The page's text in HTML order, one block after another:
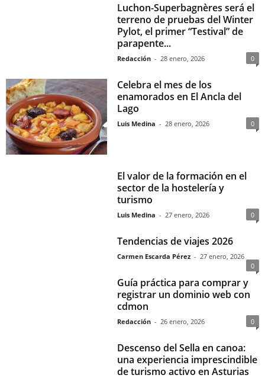
Luchon-Superbagnères será el
terreno de pruebas del Winter
Pylot, el primer “Testival” de
parapente...
Redacción - 28 enero, 2026 0
Celebra el mes de los
enamorados en El Ancla del
Lago
Luis Medina - 28 enero, 2026 0
El valor de la formación en el
sector de la hostelería y
turismo
Luis Medina - 27 enero, 2026 0
Tendencias de viajes 2026
Carmen Escarda Pérez - 27 enero, 2026
0
Guía práctica para comprar y
registrar un dominio web con
cdmon
Redacción - 26 enero, 2026 0
Descenso del Sella en canoa:
una experiencia imprescindible
de turismo activo en Asturias